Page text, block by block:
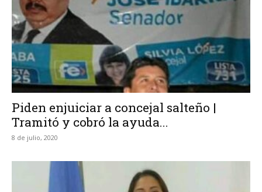
Piden enjuiciar a concejal salteño |
Tramitó y cobró la ayuda...
8 de julio, 2020